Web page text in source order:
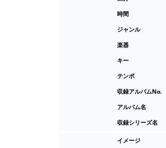
時間
ジャンル
楽器
キー
テンポ
収録アルバムNo.
アルバム名
収録シリーズ名
イメージ